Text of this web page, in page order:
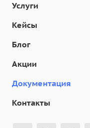
Услуги
Кейсы
Блог
Акции
Документация
Контакты